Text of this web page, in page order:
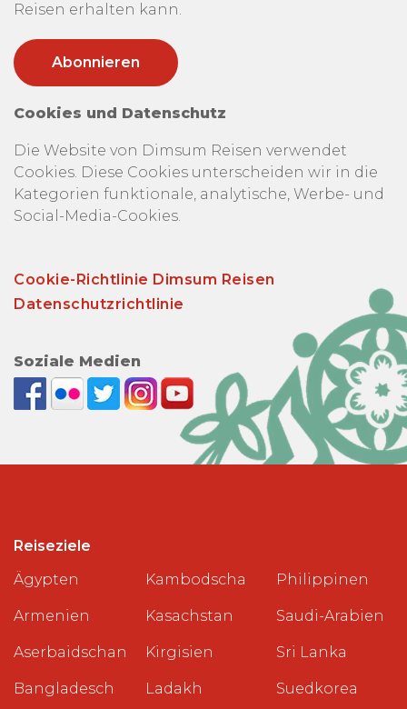
Reisen erhalten kann.
Cookies und Datenschutz
Die Website von Dimsum Reisen verwendet
Cookies. Diese Cookies unterscheiden wir in die
Kategorien funktionale, analytische, Werbe- und
Social-Media-Cookies.
Cookie-Richtlinie Dimsum Reisen
Datenschutzrichtlinie
Soziale Medien
Reiseziele
Ägypten
Armenien
Aserbaidschan
Bangladesch
Kambodscha
Kasachstan
Kirgisien
Ladakh
Philippinen
Saudi-Arabien
Sri Lanka
Suedkorea